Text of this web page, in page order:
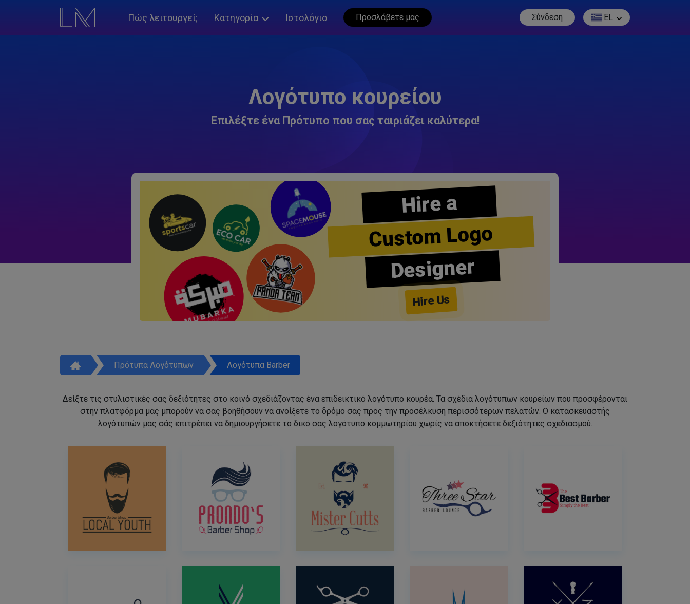
Πώς λειτουργεί; Κατηγορία Ιστολόγιο Προσλάβετε μας Σύνδεση EL
Λογότυπο κουρείου
Επιλέξτε ένα Πρότυπο που σας ταιριάζει καλύτερα!
Hire a
Custom Logo
Designer
Hire Us
Πρότυπα Λογότυπων Λογότυπα Barber
Δείξτε τις στυλιστικές σας δεξιότητες στο κοινό σχεδιάζοντας ένα επιδεικτικό λογότυπο κουρέα. Τα σχέδια λογότυπων κουρείων που προσφέρονται
στην πλατφόρμα μας μπορούν να σας βοηθήσουν να ανοίξετε το δρόμο σας προς την προσέλκυση περισσότερων πελατών. Ο κατασκευαστής
λογότυπών μας σάς επιτρέπει να δημιουργήσετε το δικό σας λογότυπο κομμωτηρίου χωρίς να αποκτήσετε δεξιότητες σχεδιασμού.